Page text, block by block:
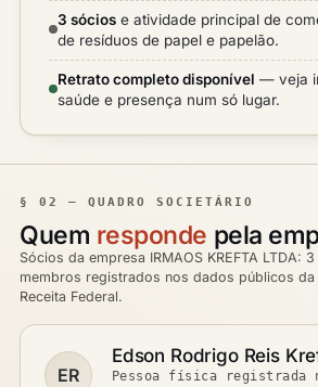
3 sócios e atividade principal de
de resíduos de papel e papelão.
Retrato completo disponível — veja
saúde e presença num só lugar.
§ 02 — QUADRO SOCIETÁRIO
Quem responde pela
Sócios da empresa IRMAOS KREFTA LTDA: 3
membros registrados nos dados públicos da
Receita Federal.
ER
Edson Rodrigo Reis
Pessoa física registrada